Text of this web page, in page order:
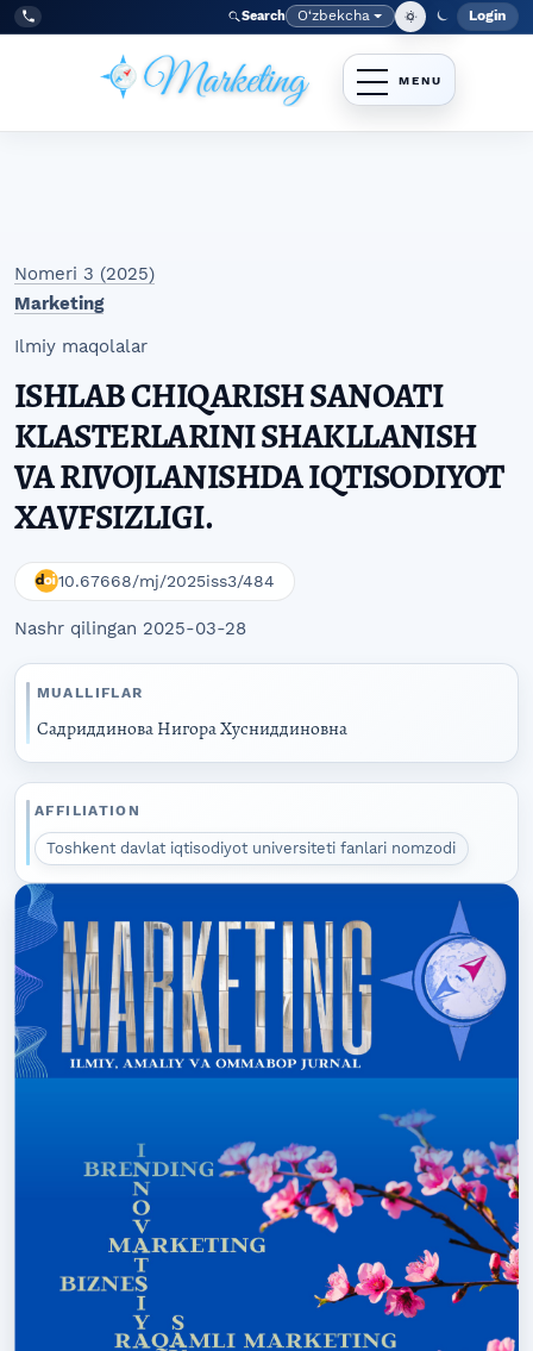
Skip to main navigation menu
Skip to main content
Skip to site footer
Tel:
+998977838464 Search Language
O‘zbekcha Login
Nomeri 3 (2025)
Marketing
Ilmiy maqolalar
ISHLAB CHIQARISH SANOATI
KLASTERLARINI SHAKLLANISH
VA RIVOJLANISHDA IQTISODIYOT
XAVFSIZLIGI.
10.67668/mj/2025iss3/484
Nashr qilingan 2025-03-28
MUALLIFLAR
Садриддинова Нигора Хусниддиновна
AFFILIATION
Toshkent davlat iqtisodiyot universiteti fanlari nomzodi